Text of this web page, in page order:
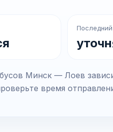
Минск — Лоев
время